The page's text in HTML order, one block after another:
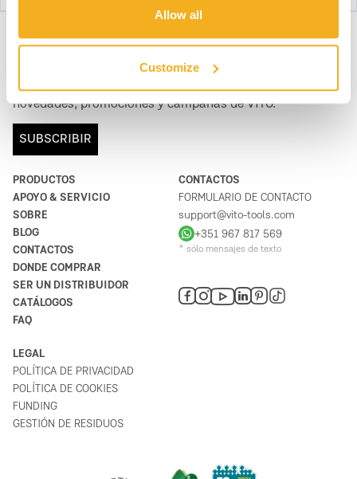
Allow all
Customize
PRODUCTOS
APOYO & SERVICIO
SOBRE
BLOG
CONTACTOS
DONDE COMPRAR
SER UN DISTRIBUIDOR
CATÁLOGOS
FAQ
CONTACTOS
FORMULARIO DE CONTACTO
support@vito-tools.com
+351 967 817 569
* sólo mensajes de texto
LEGAL
POLÍTICA DE PRIVACIDAD
POLÍTICA DE COOKIES
FUNDING
GESTIÓN DE RESIDUOS
SUBSCRIBE A NUESTRA NEWSLETTER
novedades, promociones y campañas de VITO.
SUBSCRIBIR